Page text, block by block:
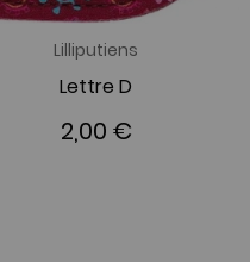
Lilliputiens
Lettre D
2,00 €